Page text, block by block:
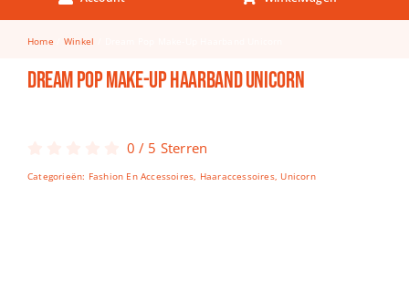
Keuken & Tafelen
Kinderfietsen
Knutselen
Spellen
Home Winkel
Dream Pop Make-Up Haarband Unicorn
0 / 5 Sterren
Categorieën: Fashion En Accessoires, Haaraccessoires, Unicorn